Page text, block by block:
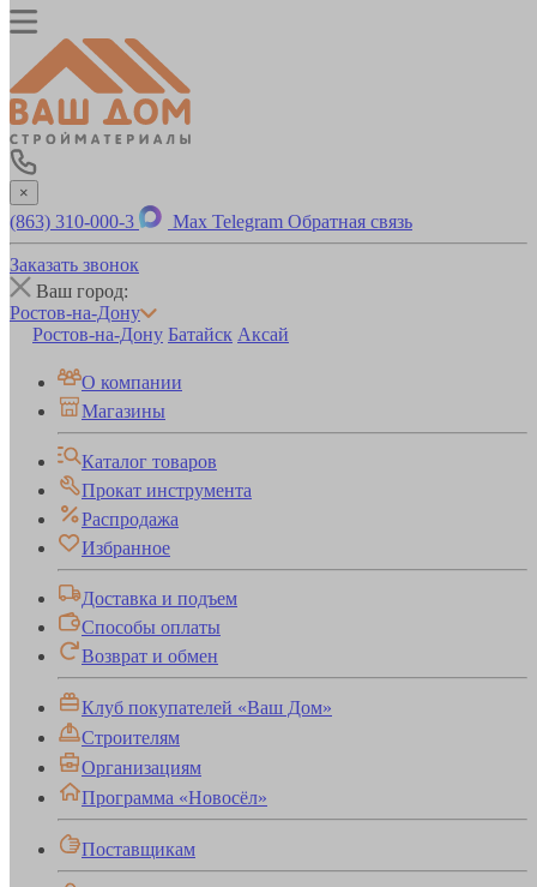
×
(863) 310-000-3 Max Telegram Обратная связь
Заказать звонок
Ваш город:
Ростов-на-Дону
Ростов-на-Дону Батайск Аксай
О компании
Магазины
Каталог товаров
Прокат инструмента
Распродажа
Избранное
Доставка и подъем
Способы оплаты
Возврат и обмен
Клуб покупателей «Ваш Дом»
Строителям
Организациям
Программа «Новосёл»
Поставщикам